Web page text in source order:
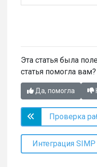
Эта статья была
статья помогла вам?
Да, помогла